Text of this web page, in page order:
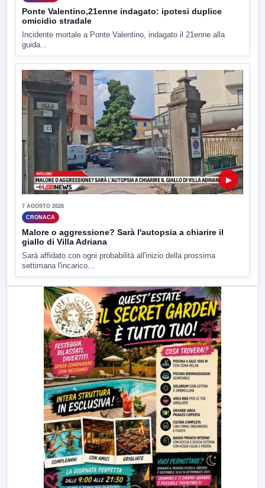
Ponte Valentino,21enne indagato: ipotesi duplice
omicidio stradale
Incidente mortale a Ponte Valentino, indagato il 21enne alla
guida...
▶
7 AGOSTO 2026
CRONACA
Malore o aggressione? Sarà l'autopsia a chiarire il
giallo di Villa Adriana
Sarà affidato con ogni probabilità all'inizio della prossima
settimana l'incarico...